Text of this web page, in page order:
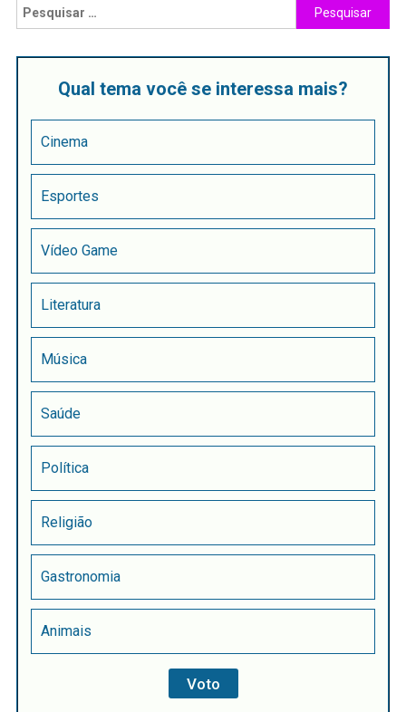
Qual tema você se interessa mais?
Cinema
Esportes
Vídeo Game
Literatura
Música
Saúde
Política
Religião
Gastronomia
Animais